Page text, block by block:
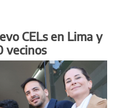
CELs en Lima y
vecinos